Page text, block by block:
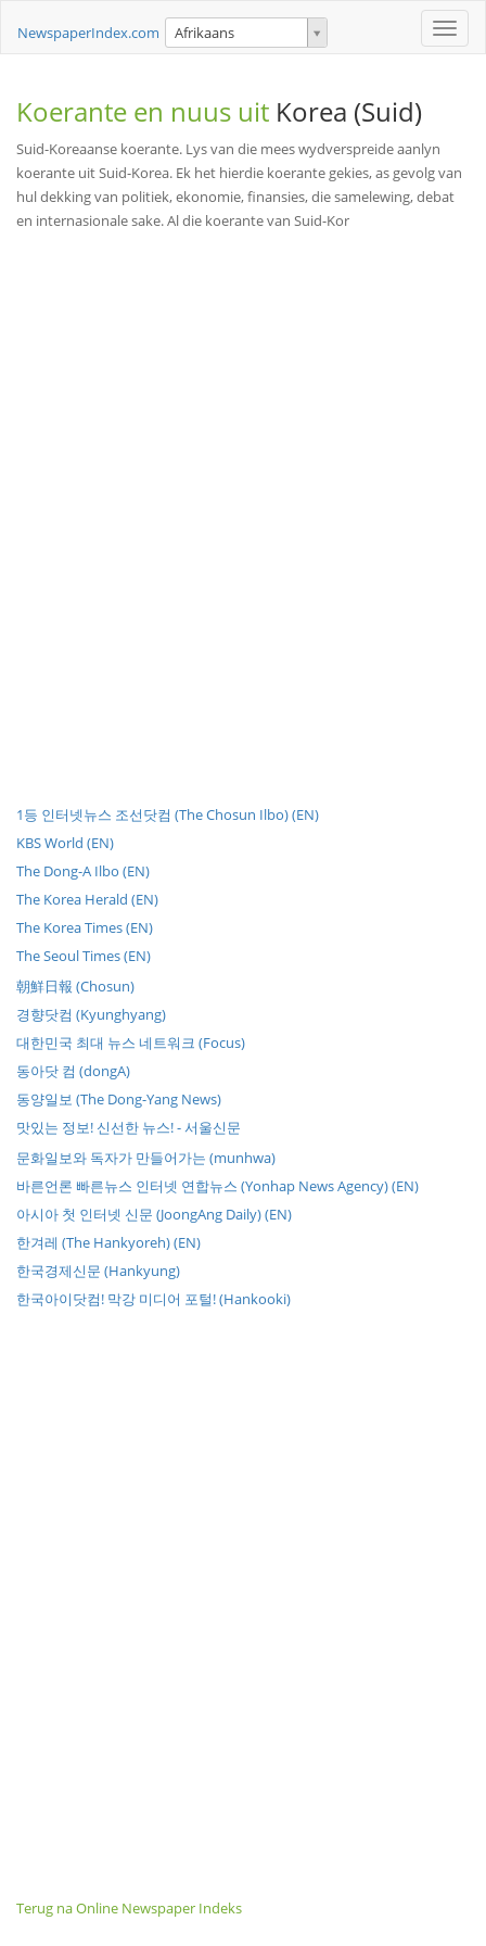
Toggle
NewspaperIndex.com Afrikaans
Koerante en nuus uit Korea (Suid)
Suid-Koreaanse koerante. Lys van die mees wydverspreide aanlyn
koerante uit Suid-Korea. Ek het hierdie koerante gekies, as gevolg van
hul dekking van politiek, ekonomie, finansies, die samelewing, debat
en internasionale sake. Al die koerante van Suid-Kor
1등 인터넷뉴스 조선닷컴 (The Chosun Ilbo) (EN)
KBS World (EN)
The Dong-A Ilbo (EN)
The Korea Herald (EN)
The Korea Times (EN)
The Seoul Times (EN)
朝鮮日報 (Chosun)
경향닷컴 (Kyunghyang)
대한민국 최대 뉴스 네트워크 (Focus)
동아닷 컴 (dongA)
동양일보 (The Dong-Yang News)
맛있는 정보! 신선한 뉴스! - 서울신문
문화일보와 독자가 만들어가는 (munhwa)
바른언론 빠른뉴스 인터넷 연합뉴스 (Yonhap News Agency) (EN)
아시아 첫 인터넷 신문 (JoongAng Daily) (EN)
한겨레 (The Hankyoreh) (EN)
한국경제신문 (Hankyung)
한국아이닷컴! 막강 미디어 포털! (Hankooki)
Terug na Online Newspaper Indeks